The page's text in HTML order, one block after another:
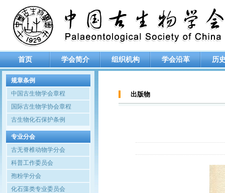
首页 学会简介 组织机构 学会沿革 历
规章条例
中国古生物学会章程
国际古生物学协会章程
古生物化石保护条例
专业分会
古无脊椎动物学分会
科普工作委员会
孢粉学分会
化石藻类专业委员会
出版物